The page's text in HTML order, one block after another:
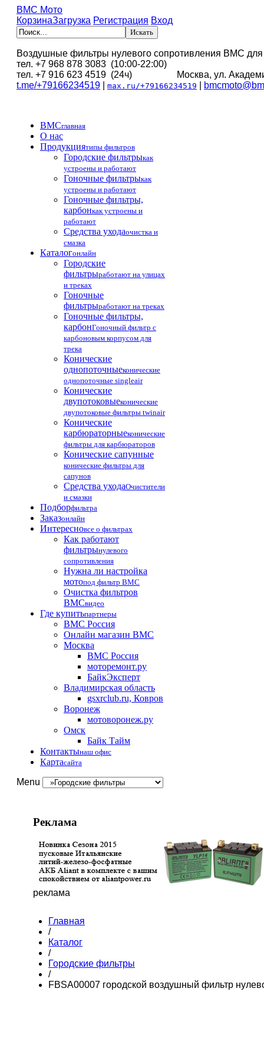
BMC Мото
КорзинаЗагрузка Регистрация Вход
Воздушные фильтры нулевого сопротивления BMC
тел. +7 968 878 3083 (10:00-22:00)
тел. +7 916 623 4519 (24ч) Москва, ул.
t.me/+79166234519
max.ru/+79166234519
BMCглавная
О нас
Продукциятипы фильтров
Городские фильтрыкак
устроены и работают
Гоночные фильтрыкак
устроены и работают
Гоночные фильтры,
карбонкак устроены и
работают
Средства уходаочистка и
смазка
Каталогонлайн
Городские
фильтрыработают на улицах
и треках
Гоночные
фильтрыработают на треках
Гоночные фильтры,
карбонГоночный фильтр с
карбоновым корпусом для
трека
Конические
однопоточныеконические
однопоточные singleair
Конические
двупотоковыеконические
двупотоковые фильтры twinair
Конические
карбюраторныеконические
фильтры для карбюраторов
Конические сапунные
конические фильтры для
сапунов
Средства уходаОчистители
и смазки
Подборфильтра
Заказонлайн
Интересновсе о фильтрах
Как работают
фильтрынулевого
сопротивления
Нужна ли настройка
мотопод фильтр BMC
Очистка фильтров
BMCвидео
Где купитьпартнеры
BMC Россия
Онлайн магазин BMC
Москва
BMC Россия
моторемонт.ру
БайкЭксперт
Владимирская область
gsxrclub.ru, Ковров
Воронеж
мотоворонеж.ру
Омск
Байк Тайм
Контактынаш офис
Картасайта
Menu
Реклама
реклама
Главная
/
Каталог
/
Городские фильтры
/
FBSA00007 городской воздушный фильтр